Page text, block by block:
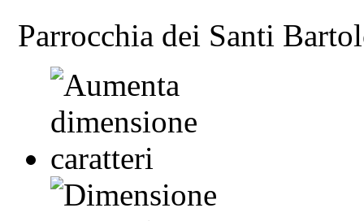
Parrocchia dei Santi